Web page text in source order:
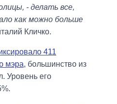
- делать все,
как можно больше
Кличко.
411
мэра, большинство из
Уровень его